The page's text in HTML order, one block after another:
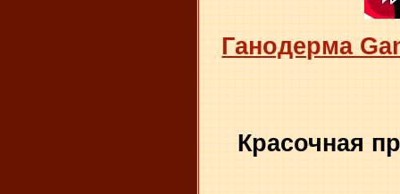
Ганодерма
Красочная